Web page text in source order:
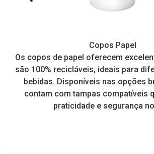
Copos Papel
Os copos de papel oferecem
são 100% recicláveis, ideais para
bebidas. Disponíveis nas opções
contam com tampas compatíveis
praticidade e segurança